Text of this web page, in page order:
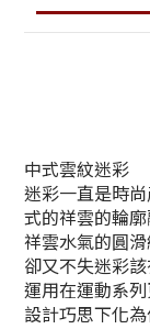
中式雲紋迷彩
迷彩一直是時
式的祥雲的輪廓
祥雲水氣的圓
卻又不失迷彩該
運用在運動系
設計巧思下化